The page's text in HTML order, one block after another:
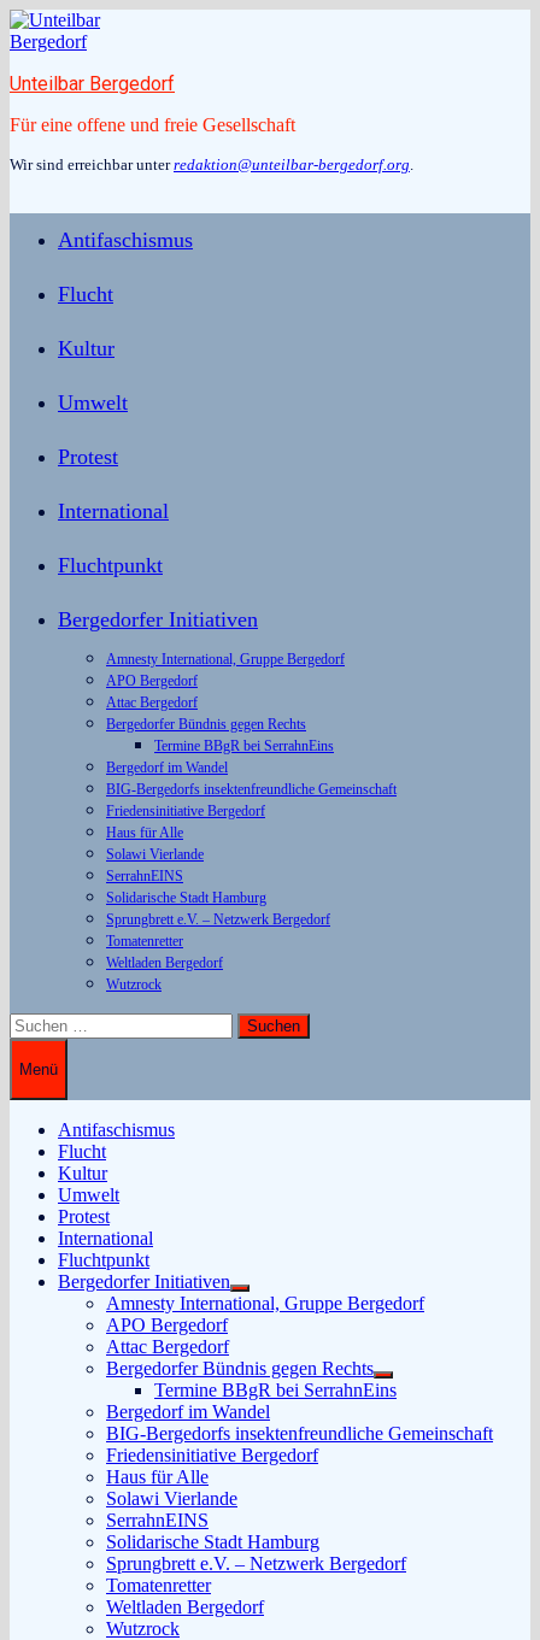
Zum
Inhalt
Unteilbar Bergedorf
Für eine offene und freie Gesellschaft
Wir sind erreichbar unterredaktion@unteilbar-bergedorf.org.
Antifaschismus
Flucht
Kultur
Umwelt
Protest
International
Fluchtpunkt
Bergedorfer Initiativen
Amnesty International, Gruppe Bergedorf
APO Bergedorf
Attac Bergedorf
Bergedorfer Bündnis gegen Rechts
Termine BBgR bei SerrahnEins
Bergedorf im Wandel
BIG-Bergedorfs insektenfreundliche Gemeinschaft
Friedensinitiative Bergedorf
Haus für Alle
Solawi Vierlande
SerrahnEINS
Solidarische Stadt Hamburg
Sprungbrett e.V. – Netzwerk Bergedorf
Tomatenretter
Weltladen Bergedorf
Wutzrock
Suchen
nach:
Menü
Antifaschismus
Flucht
Kultur
Umwelt
Protest
International
Fluchtpunkt
Bergedorfer Initiativen
Untermenü
anzeigen
Amnesty International, Gruppe Bergedorf
APO Bergedorf
Attac Bergedorf
Bergedorfer Bündnis gegen Rechts
Untermenü
anzeigen
Termine BBgR bei SerrahnEins
Bergedorf im Wandel
BIG-Bergedorfs insektenfreundliche Gemeinschaft
Friedensinitiative Bergedorf
Haus für Alle
Solawi Vierlande
SerrahnEINS
Solidarische Stadt Hamburg
Sprungbrett e.V. – Netzwerk Bergedorf
Tomatenretter
Weltladen Bergedorf
Wutzrock